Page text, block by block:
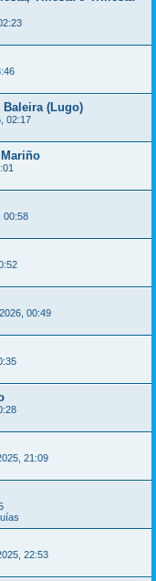
(Lugo)
02:17
00:58
00:49
21:09
22:53